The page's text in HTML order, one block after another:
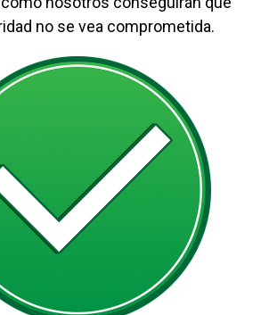
no se vea comprometida.